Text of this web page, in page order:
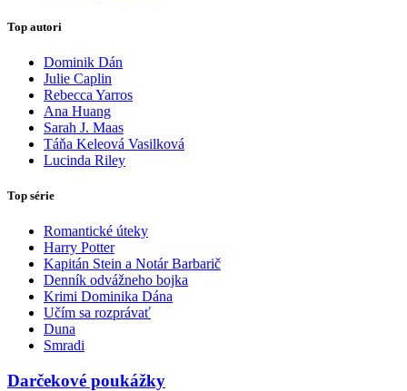
Top autori
Dominik Dán
Julie Caplin
Rebecca Yarros
Ana Huang
Sarah J. Maas
Táňa Keleová Vasilková
Lucinda Riley
Top série
Romantické úteky
Harry Potter
Kapitán Stein a Notár Barbarič
Denník odvážneho bojka
Krimi Dominika Dána
Učím sa rozprávať
Duna
Smradi
Darčekové poukážky